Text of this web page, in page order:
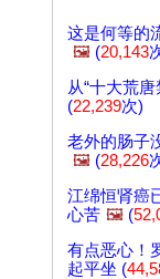
这是何等的
🖼️ (20,143
从“十大荒
(22,239次)
老外的肠子
🖼️ (28,226
江绵恒肾癌
心苦 🖼️ (
有点恶心！
起平坐 (